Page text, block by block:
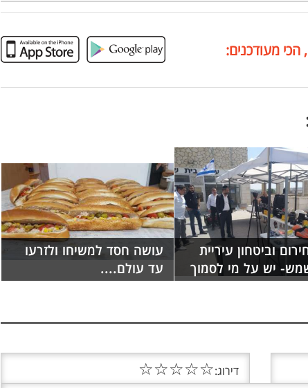
הכי מעודכנים:
וביטחון עיריית
יש על מי לסמוך
עושה חסד למשיחו ולזרעו
עד עולם....
דירוג:☆
☆
☆
☆
☆